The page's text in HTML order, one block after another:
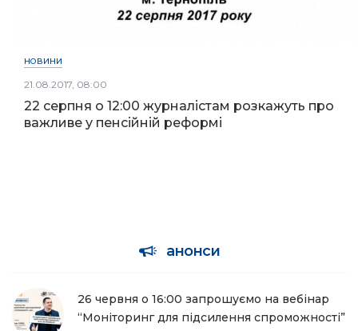
НОВИНИ
21.08.2017, 08:00
22 серпня о 12:00 журналістам розкажуть про
важливе у пенсійній реформі
анонси
26 червня о 16:00 запрошуємо на вебінар
“Моніторинг для підсилення спроможності”